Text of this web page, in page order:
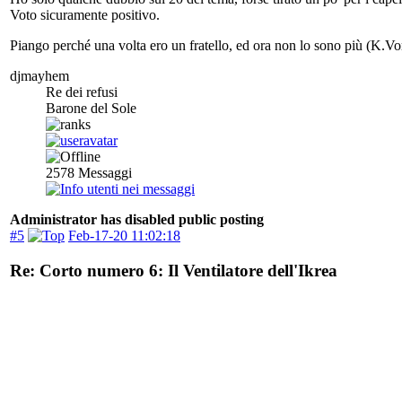
Voto sicuramente positivo.
Piango perché una volta ero un fratello, ed ora non lo sono più
djmayhem
Re dei refusi
Barone del Sole
2578 Messaggi
Administrator has disabled public posting
#5
Feb-17-20 11:02:18
Re: Corto numero 6: Il Ventilatore dell'Ikrea